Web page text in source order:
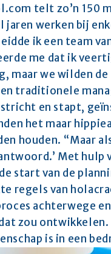
telt zo’n 150
werken bij
ik een team
me dat ik
maar we wilden
traditionele
en stapt,
het maar
houden. “Maar
Met hulp
start van de
regels van
achterwege
zou
is in een